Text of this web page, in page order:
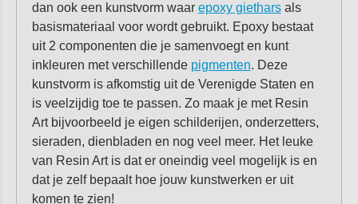
dan ook een kunstvorm waar epoxy gietharsals
basismateriaal voor wordt gebruikt. Epoxy bestaat
uit 2 componenten die je samenvoegt en kunt
inkleuren met verschillende pigmenten. Deze
kunstvorm is afkomstig uit de Verenigde Staten en
is veelzijdig toe te passen. Zo maak je met Resin
Art bijvoorbeeld je eigen schilderijen, onderzetters,
sieraden, dienbladen en nog veel meer. Het leuke
van Resin Art is dat er oneindig veel mogelijk is en
dat je zelf bepaalt hoe jouw kunstwerken er uit
komen te zien!